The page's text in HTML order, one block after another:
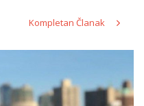
Kompletan Članak